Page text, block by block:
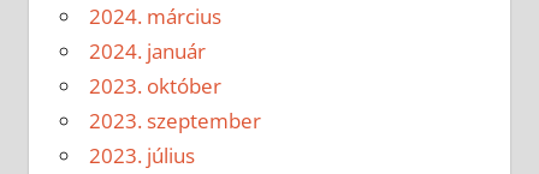
2024. március
2024. január
2023. október
2023. szeptember
2023. július